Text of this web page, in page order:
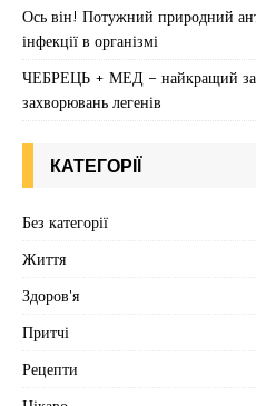
Ось він! Потужний природний
інфекції в організмі
ЧЕБРЕЦЬ + МЕД – найкращий
захворювань легенів
КАТЕГОРІЇ
Без категорії
Життя
Здоров'я
Притчі
Рецепти